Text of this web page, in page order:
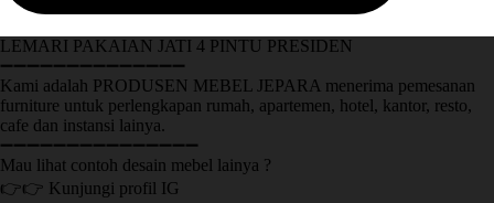
LEMARI PAKAIAN JATI 4 PINTU PRESIDEN
➖➖➖➖➖➖➖➖➖➖➖➖➖➖
Kami adalah PRODUSEN MEBEL JEPARA menerima pemesanan
furniture untuk perlengkapan rumah, apartemen, hotel, kantor, resto,
cafe dan instansi lainya.
➖➖➖➖➖➖➖➖➖➖➖➖➖➖➖
Mau lihat contoh desain mebel lainya ?
👉👉 Kunjungi profil IG